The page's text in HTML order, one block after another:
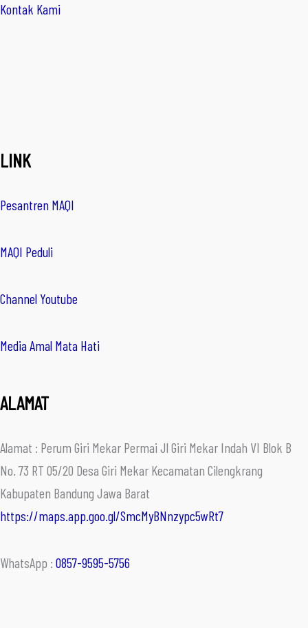
Kontak Kami
LINK
Pesantren MAQI
MAQI Peduli
Channel Youtube
Media Amal Mata Hati
ALAMAT
Alamat : Perum Giri Mekar Permai Jl Giri Mekar Indah VI Blok B
No. 73 RT 05/20 Desa Giri Mekar Kecamatan Cilengkrang
Kabupaten Bandung Jawa Barat
https://maps.app.goo.gl/SmcMyBNnzypc5wRt7
WhatsApp : 0857-9595-5756